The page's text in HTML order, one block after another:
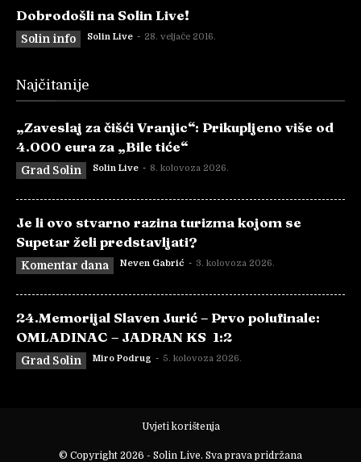
Dobrodošli na Solin Live!
Solin info Solin Live - 28. veljače 2016.
Najčitanije
„Zaveslaj za čišći Vranjic“: Prikupljeno više od
4.000 eura za „Bile tiće“
Grad Solin Solin Live - 8. kolovoza 2026.
Je li ovo stvarno razina turizma kojom se
Supetar želi predstavljati?
Komentar dana Neven Gabrić - 3. kolovoza 2026.
24.Memorijal Slaven Jurić – Prvo polufinale:
OMLADINAC – JADRAN KS 1:2
Grad Solin Miro Podrug - 5. kolovoza 2026.
Uvjeti korištenja
© Copyright 2026 - Solin Live. Sva prava pridržana